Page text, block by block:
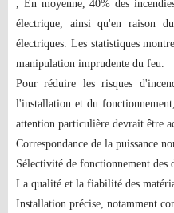
, En moyenne, 40% des
électrique, ainsi qu'en raison
électriques. Les statistiques
manipulation imprudente du feu.
Pour réduire les risques
l'installation et du
attention particulière devrait être
Correspondance de la puissance
Sélectivité de fonctionnement des
La qualité et la fiabilité des
Installation précise, notamment